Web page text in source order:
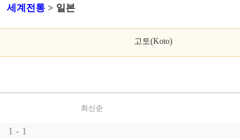
세계전통 > 일본
고토(Koto)
최신순
1 - 1